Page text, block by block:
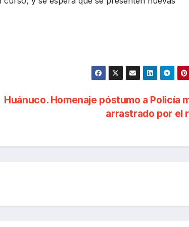
Huánuco. Homenaje póstumo a Policía
arrastrado por el